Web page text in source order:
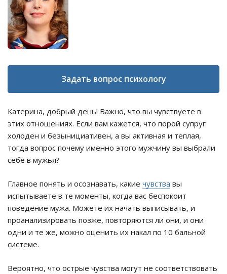
Задать вопрос психологу
Катерина, добрый день! Важно, что вы чувствуете в
этих отношениях. Если вам кажется, что порой супруг
холоден и безынициативен, а вы активная и теплая,
тогда вопрос почему именно этого мужчину вы выбрали
себе в мужья?
Главное понять и осознавать, какие чувства вы
испытываете в те моменты, когда вас беспокоит
поведение мужа. Можете их начать выписывать, и
проанализировать позже, повторяются ли они, и они
одни и те же, можно оценить их накал по 10 бальной
системе.
Вероятно, что острые чувства могут не соответствовать